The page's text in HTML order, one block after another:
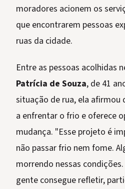
moradores acionem os
que encontrarem pessoas
ruas da cidade.
Entre as pessoas acolhidas
Patrícia de Souza, de 41
situação de rua, ela afirmou
a enfrentar o frio e oferece
mudança. "Esse projeto é
não passar frio nem fome.
morrendo nessas
gente consegue refletir,